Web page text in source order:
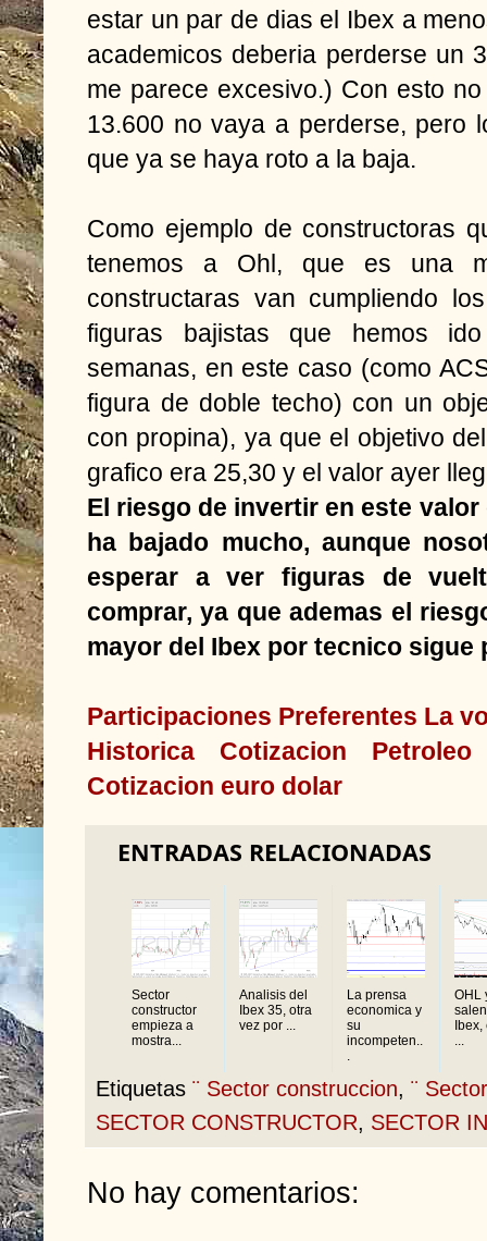
estar un par de dias el Ibex a
academicos deberia perderse un
me parece excesivo.) Con esto
13.600 no vaya a perderse, pero
que ya se haya roto a la baja.
Como ejemplo de constructoras
tenemos a Ohl, que es una
constructaras van cumpliendo
figuras bajistas que hemos
semanas, en este caso (como
figura de doble techo) con un
con propina), ya que el objetivo
grafico era 25,30 y el valor ayer
El riesgo de invertir en este
ha bajado mucho, aunque
esperar a ver figuras de
comprar, ya que ademas el
mayor del Ibex por tecnico sigue
Participaciones Preferentes La
Historica
Cotizacion Petroleo
Cotizacion euro dolar
ENTRADAS RELACIONADAS
Sector
constructor
empieza a
mostra...
Analisis del
Ibex 35, otra
vez por ...
La prensa
economica y
su
incompeten..
.
OHL
...
Etiquetas ¨ Sector construccion, ¨
SECTOR CONSTRUCTOR, SECTOR
No hay comentarios: